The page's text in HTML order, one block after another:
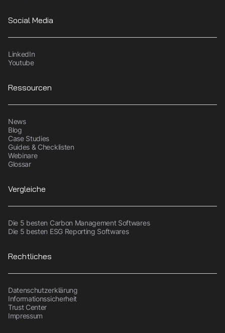
Social Media
LinkedIn
Youtube
Ressourcen
News
Blog
Case Studies
Guides & Checklisten
Webinare
Glossar
Vergleiche
Die 5 besten Carbon Management Softwares
Die 5 besten ESG Reporting Softwares
Rechtliches
Datenschutzerklärung
Informationssicherheit
Trust Center
Impressum